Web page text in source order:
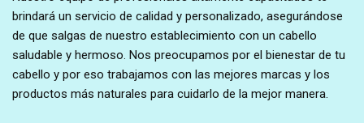
brindará un servicio de calidad y personalizado, asegurándose
de que salgas de nuestro establecimiento con un cabello
saludable y hermoso. Nos preocupamos por el bienestar de tu
cabello y por eso trabajamos con las mejores marcas y los
productos más naturales para cuidarlo de la mejor manera.